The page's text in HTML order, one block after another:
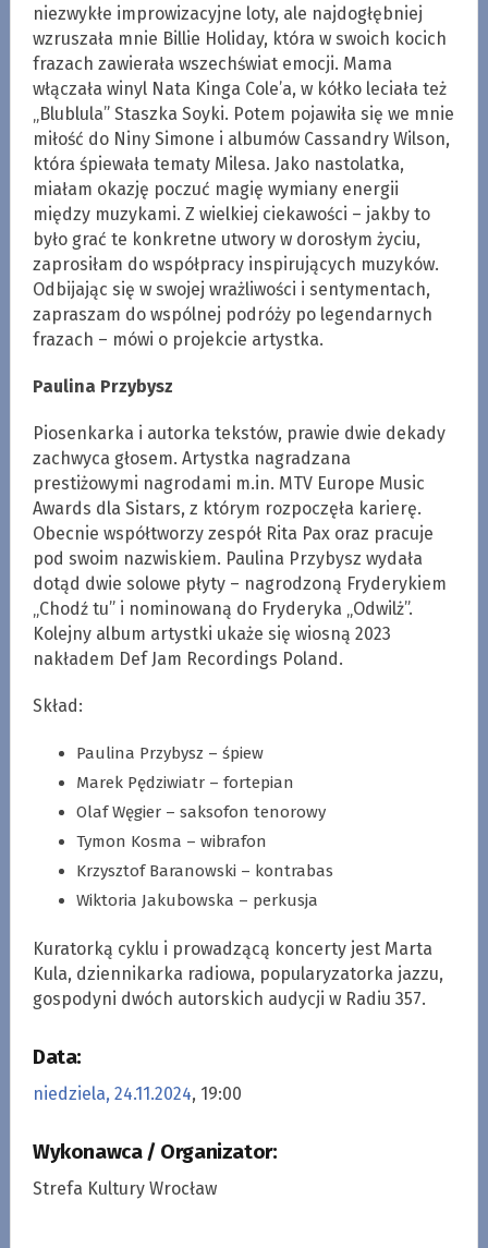
niezwykłe improwizacyjne loty, ale najdogłębniej
wzruszała mnie Billie Holiday, która w swoich kocich
frazach zawierała wszechświat emocji. Mama
włączała winyl Nata Kinga Cole’a, w kółko leciała też
„Blublula” Staszka Soyki. Potem pojawiła się we mnie
miłość do Niny Simone i albumów Cassandry Wilson,
która śpiewała tematy Milesa. Jako nastolatka,
miałam okazję poczuć magię wymiany energii
między muzykami. Z wielkiej ciekawości – jakby to
było grać te konkretne utwory w dorosłym życiu,
zaprosiłam do współpracy inspirujących muzyków.
Odbijając się w swojej wrażliwości i sentymentach,
zapraszam do wspólnej podróży po legendarnych
frazach – mówi o projekcie artystka.
Paulina Przybysz
Piosenkarka i autorka tekstów, prawie dwie dekady
zachwyca głosem. Artystka nagradzana
prestiżowymi nagrodami m.in. MTV Europe Music
Awards dla Sistars, z którym rozpoczęła karierę.
Obecnie współtworzy zespół Rita Pax oraz pracuje
pod swoim nazwiskiem. Paulina Przybysz wydała
dotąd dwie solowe płyty – nagrodzoną Fryderykiem
„Chodź tu” i nominowaną do Fryderyka „Odwilż”.
Kolejny album artystki ukaże się wiosną 2023
nakładem Def Jam Recordings Poland.
Skład:
Paulina Przybysz – śpiew
Marek Pędziwiatr – fortepian
Olaf Węgier – saksofon tenorowy
Tymon Kosma – wibrafon
Krzysztof Baranowski – kontrabas
Wiktoria Jakubowska – perkusja
Kuratorką cyklu i prowadzącą koncerty jest Marta
Kula, dziennikarka radiowa, popularyzatorka jazzu,
gospodyni dwóch autorskich audycji w Radiu 357.
Data:
niedziela, 24.11.2024, 19:00
Wykonawca / Organizator:
Strefa Kultury Wrocław